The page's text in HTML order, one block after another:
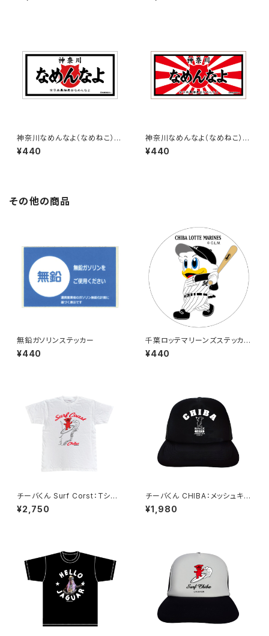
神奈川なめんなよ（なめねこ）ご
当地ステッカー B-3
¥440
神奈川なめんなよ（なめねこ）ご
当地ステッカー B-4
¥440
その他の商品
無鉛ガソリンステッカー
¥440
千葉ロッテマリーンズステッカー
8
¥440
チーバくん Surf Corst：Tシャ
ツ（White）
¥2,750
チーバくん CHIBA：メッシュキャ
ップ（ブラック）
¥1,980